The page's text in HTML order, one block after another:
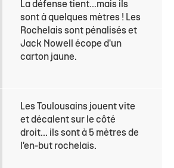
La défense tient...mais ils
sont à quelques mètres ! Les
Rochelais sont pénalisés et
Jack Nowell écope d'un
carton jaune.
Les Toulousains jouent vite
et décalent sur le côté
droit... ils sont à 5 mètres de
l'en-but rochelais.